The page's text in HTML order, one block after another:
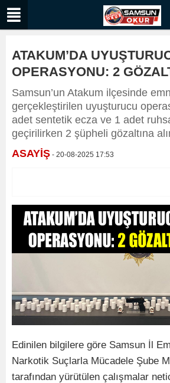
ATAKUM’DA
OPERASYONU: 2
Samsun’un Atakum ilçesinde
gerçekleştirilen uyuşturucu
adet sentetik ecza ve 1 adet
geçirilirken 2 şüpheli gözaltına
ASAYİŞ - 20-08-2025 17:53
Edinilen bilgilere göre Samsun İl
Narkotik Suçlarla Mücadele Şube
tarafından yürütülen çalışmalar